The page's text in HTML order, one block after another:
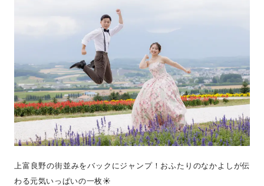
上富良野の街並みをバックにジャンプ！おふたりのなかよしが伝
わる元気いっぱいの一枚☀